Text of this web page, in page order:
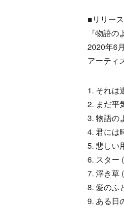
■リリー
『物語の
2020年6
アーティ
1. それは
2. まだ平
3. 物語の
4. 君には
5. 悲しい
6. スター
7. 浮き草
8. 愛のふ
9. ある日